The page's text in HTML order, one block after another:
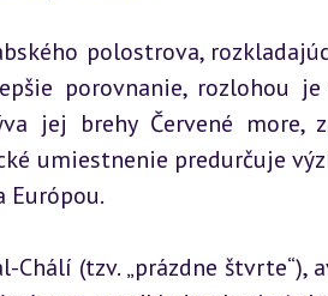
polostrova,
porovnanie, rozlohou
jej brehy Červené
umiestnenie predurčuje
Európou.
(tzv. „prázdne štvrte“),